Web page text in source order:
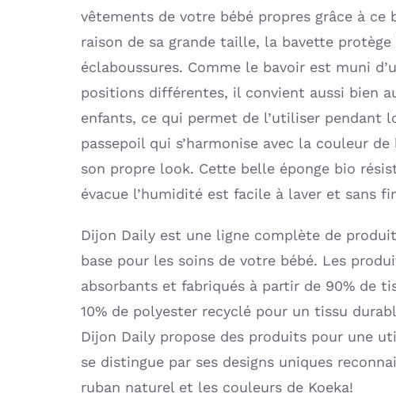
vêtements de votre bébé propres grâce à ce
raison de sa grande taille, la bavette
éclaboussures. Comme le bavoir est muni
positions différentes, il convient aussi bien
enfants, ce qui permet de l’utiliser pendant
passepoil qui s’harmonise avec la couleur de
son propre look. Cette belle éponge bio
évacue l’humidité est facile à laver et sans
Dijon Daily est une ligne complète de
base pour les soins de votre bébé. Les
absorbants et fabriqués à partir de 90% de
10% de polyester recyclé pour un tissu
Dijon Daily propose des produits pour une
se distingue par ses designs uniques
ruban naturel et les couleurs de Koeka!